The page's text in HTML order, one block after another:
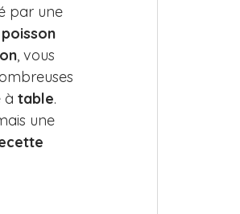
par une
poisson
, vous
à table.
une